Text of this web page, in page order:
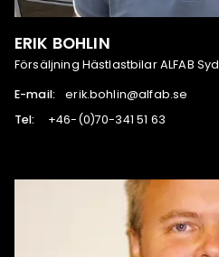
ERIK BOHLIN
Försäljning Hästlastbilar ALFAB Syd
E-mail:
es.bafla@nilhob.kire
Tel:
36 15 143-07(0)-64+